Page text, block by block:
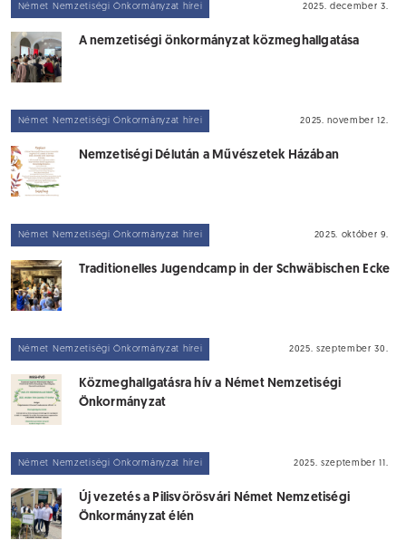
Német Nemzetiségi Önkormányzat hírei 2025. december 3.
A nemzetiségi önkormányzat közmeghallgatása
Német Nemzetiségi Önkormányzat hírei 2025. november 12.
Nemzetiségi Délután a Művészetek Házában
Német Nemzetiségi Önkormányzat hírei 2025. október 9.
Traditionelles Jugendcamp in der Schwäbischen Ecke
Német Nemzetiségi Önkormányzat hírei 2025. szeptember 30.
Közmeghallgatásra hív a Német Nemzetiségi
Önkormányzat
Német Nemzetiségi Önkormányzat hírei 2025. szeptember 11.
Új vezetés a Pilisvörösvári Német Nemzetiségi
Önkormányzat élén